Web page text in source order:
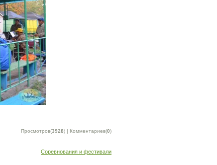
Просмотров(3928) | Комментариев(0)
Соревнования и фестивали